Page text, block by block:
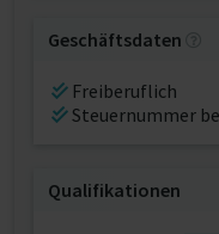
Geschäftsdaten
Freiberuflich
Steuernummer
Qualifikationen